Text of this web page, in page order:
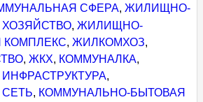
СФЕРА, ЖИЛИЩНО-
,ЖИЛИЩНО-
,ЖИЛКОМХОЗ,
,ЖКХ, КОММУНАЛКА,
,
, КОММУНАЛЬНО-БЫТОВАЯ